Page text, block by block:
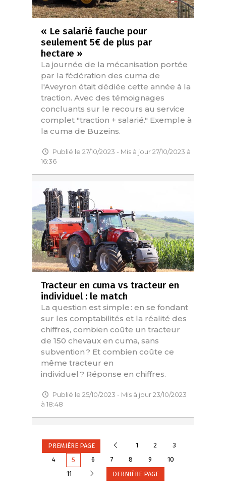
« Le salarié fauche pour
seulement 5€ de plus par
hectare »
La journée de la mécanisation portée
par la fédération des cuma de
l'Aveyron était dédiée cette année à la
traction. Avec des témoignages
concluants sur le recours au service
complet "traction + salarié." Exemple à
la cuma de Buzeins.
Publié le 27/10/2023 - Mis à jour 27/10/2023 à
16:36
Tracteur en cuma vs tracteur en
individuel : le match
La question est simple : en se fondant
sur les comptabilités et la réalité des
chiffres, combien coûte un tracteur
de 150 chevaux en cuma, sans
subvention ? Et combien coûte ce
même tracteur en
individuel ? Réponse en chiffres.
Publié le 25/10/2023 - Mis à jour 23/10/2023
à 18:48
PREMIÈRE PAGE Précédente
1 2
3
4
5 6 7 8 9
10
11
SuivanteDERNIÈRE PAGE